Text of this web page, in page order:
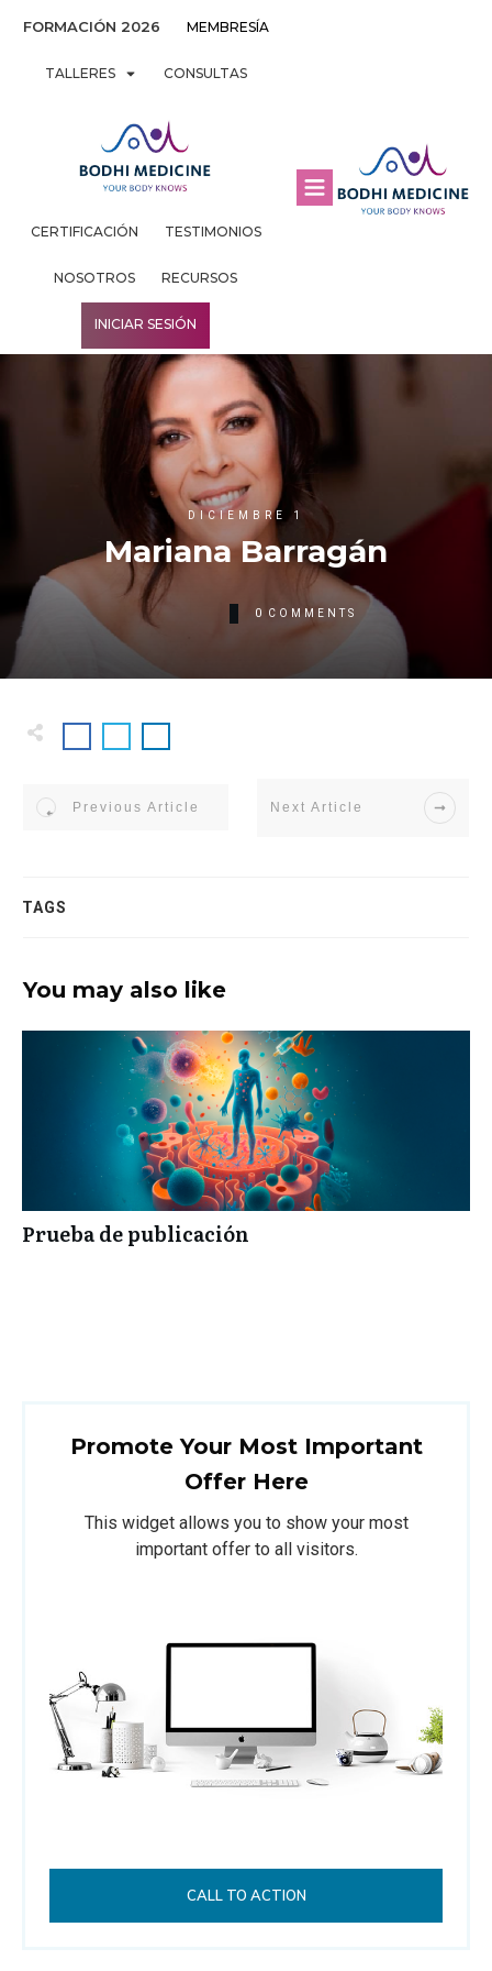
FORMACIÓN 2026 MEMBRESÍA
TALLERES CONSULTAS
CERTIFICACIÓN TESTIMONIOS
NOSOTROS RECURSOS
INICIAR SESIÓN
DICIEMBRE 1
Mariana Barragán
0 COMMENTS
Previous Article Next Article
TAGS
You may also like
Prueba de publicación
Promote Your Most Important
Offer Here
This widget allows you to show your most
important offer to all visitors.
CALL TO ACTION